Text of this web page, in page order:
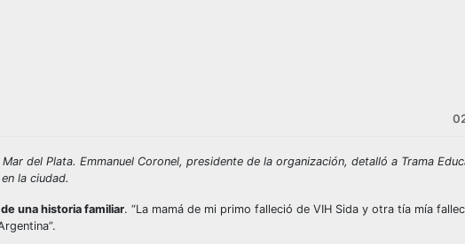
del Plata. Emmanuel Coronel, presidente de la organización, detalló a Trama
la ciudad.
una historia familiar. “La mamá de mi primo falleció de VIH Sida y otra tía mía